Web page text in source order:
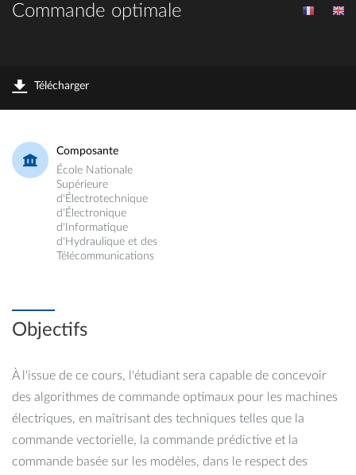
Commande optimale
Télécharger
Composante
École Nationale
Supérieure
d'Électrotechnique
d'Électronique
d'Informatique
d'Hydraulique et des
Télécommunications
Objectifs
À l'issue de ce cours, l'étudiant sera capable de concevoir
des algorithmes de commande optimaux pour les machines
électriques, en maîtrisant des techniques telles que la
commande vectorielle, la commande prédictive et la
commande basée sur les modèles, dans le respect des